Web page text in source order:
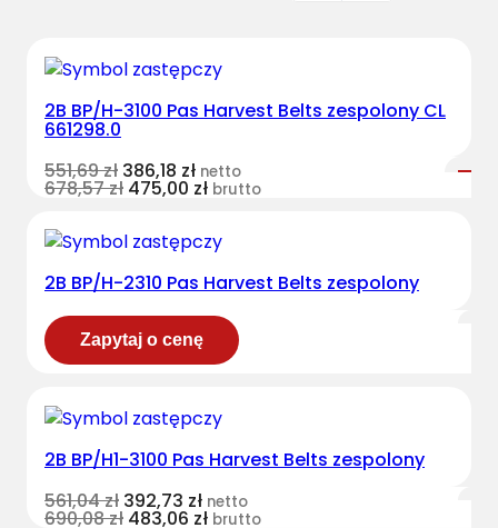
2B BP/H-3100 Pas Harvest Belts zespolony CL
661298.0
551,69zł 386,18 zł netto
678,57zł 475,00 zł brutto
2B BP/H-2310 Pas Harvest Belts zespolony
Zapytaj o cenę
2B BP/H1-3100 Pas Harvest Belts zespolony
561,04zł 392,73 zł netto
690,08zł 483,06 zł brutto